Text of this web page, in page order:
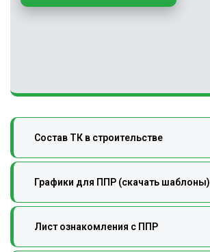
Cостав ТК в строительстве
Графики для ППР (скачать шаблоны)
Лист ознакомления с ППР